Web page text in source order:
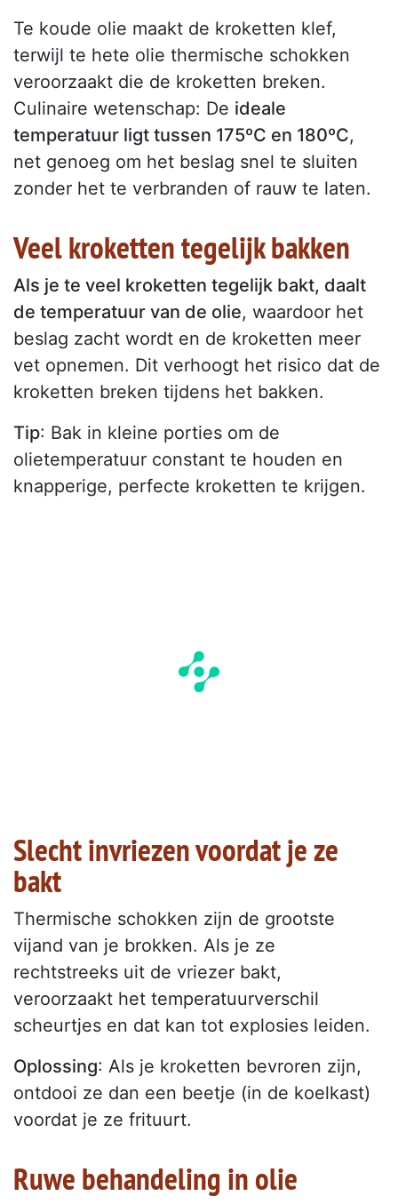
Te koude olie maakt de kroketten klef,
terwijl te hete olie thermische schokken
veroorzaakt die de kroketten breken.
Culinaire wetenschap: De ideale
temperatuur ligt tussen 175ºC en 180ºC,
net genoeg om het beslag snel te sluiten
zonder het te verbranden of rauw te laten.
Veel kroketten tegelijk bakken
Als je te veel kroketten tegelijk bakt, daalt
de temperatuur van de olie, waardoor het
beslag zacht wordt en de kroketten meer
vet opnemen. Dit verhoogt het risico dat de
kroketten breken tijdens het bakken.
Tip: Bak in kleine porties om de
olietemperatuur constant te houden en
knapperige, perfecte kroketten te krijgen.
Slecht invriezen voordat je ze
bakt
Thermische schokken zijn de grootste
vijand van je brokken. Als je ze
rechtstreeks uit de vriezer bakt,
veroorzaakt het temperatuurverschil
scheurtjes en dat kan tot explosies leiden.
Oplossing: Als je kroketten bevroren zijn,
ontdooi ze dan een beetje (in de koelkast)
voordat je ze frituurt.
Ruwe behandeling in olie